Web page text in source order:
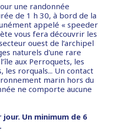
une randonnée
de 1 h 30, à bord de la
appelé « speeder
vous fera découvrir les
ouest de l’archipel
naturels d'une rare
aux Perroquets, les
les rorquals... Un contact
marin hors du
ne comporte aucune
Un minimum de 6